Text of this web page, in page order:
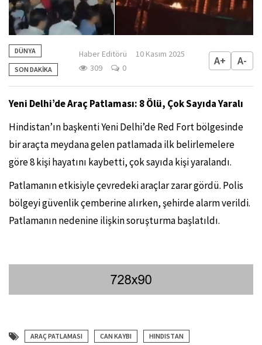
DÜNYA
SON DAKİKA
Haber Editörü
10 Kasım 2025
309
0
A+ A-
Yeni Delhi’de Araç Patlaması: 8 Ölü, Çok Sayıda Yaralı
Hindistan’ın başkenti Yeni Delhi’de Red Fort bölgesinde
bir araçta meydana gelen patlamada ilk belirlemelere
göre 8 kişi hayatını kaybetti, çok sayıda kişi yaralandı.
Patlamanın etkisiyle çevredeki araçlar zarar gördü. Polis
bölgeyi güvenlik çemberine alırken, şehirde alarm verildi.
Patlamanın nedenine ilişkin soruşturma başlatıldı.
ARAÇ PATLAMASI CAN KAYBI HINDISTAN